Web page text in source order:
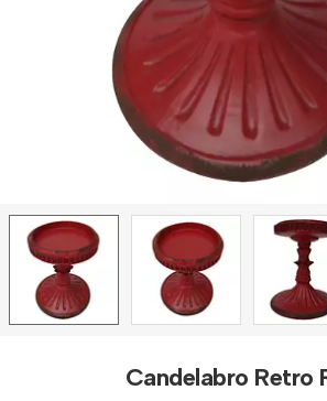
Candelabro Retro